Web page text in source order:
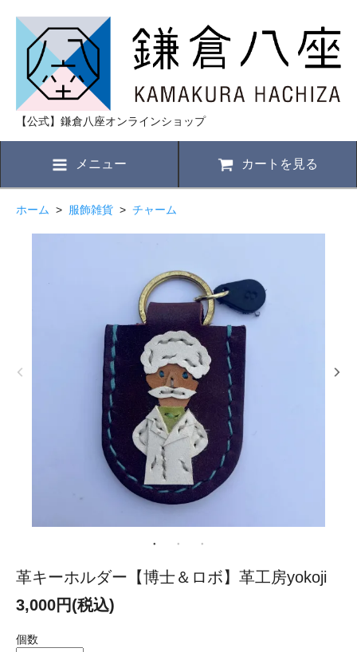
【公式】鎌倉八座オンラインショップ
メニュー カートを見る
ホーム > 服飾雑貨 > チャーム
革キーホルダー【博士＆ロボ】革工房yokoji
3,000円(税込)
個数